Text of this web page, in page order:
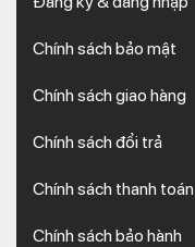
Chính sách bảo mật
Chính sách giao hàng
Chính sách đổi trả
Chính sách thanh toán
Chính sách bảo hành